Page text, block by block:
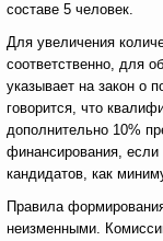
составе 5 человек.
Для увеличения
соответственно, для
указывает на закон о
говорится, что
дополнительно 10%
финансирования, если
кандидатов, как
Правила
неизменными.